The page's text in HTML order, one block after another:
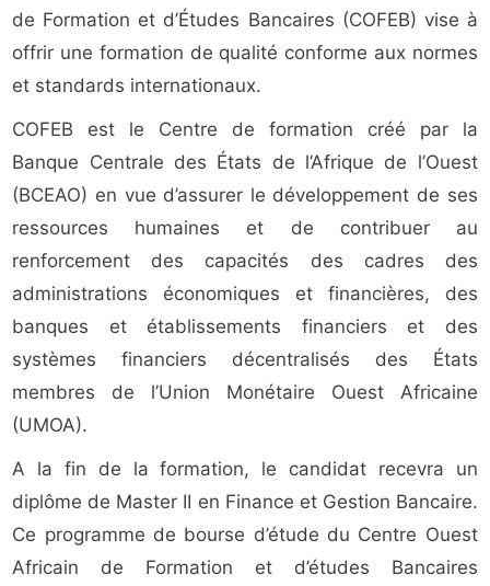
de Formation et d’Études Bancaires (COFEB) vise à
offrir une formation de qualité conforme aux normes
et standards internationaux.
COFEB est le Centre de formation créé par la
Banque Centrale des États de l’Afrique de l’Ouest
(BCEAO) en vue d’assurer le développement de ses
ressources humaines et de contribuer au
renforcement des capacités des cadres des
administrations économiques et financières, des
banques et établissements financiers et des
systèmes financiers décentralisés des États
membres de l’Union Monétaire Ouest Africaine
(UMOA).
A la fin de la formation, le candidat recevra un
diplôme de Master II en Finance et Gestion Bancaire.
Ce programme de bourse d’étude du Centre Ouest
Africain de Formation et d’études Bancaires